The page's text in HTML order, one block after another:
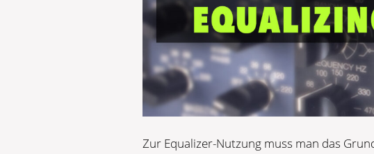
Zur Equalizer-Nutzung muss man das